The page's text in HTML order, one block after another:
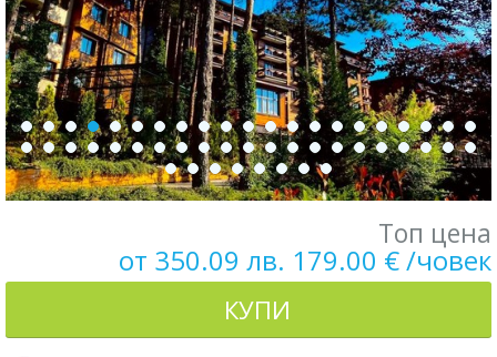
Топ цена
от 350.09 лв. 179.00 € /човек
КУПИ